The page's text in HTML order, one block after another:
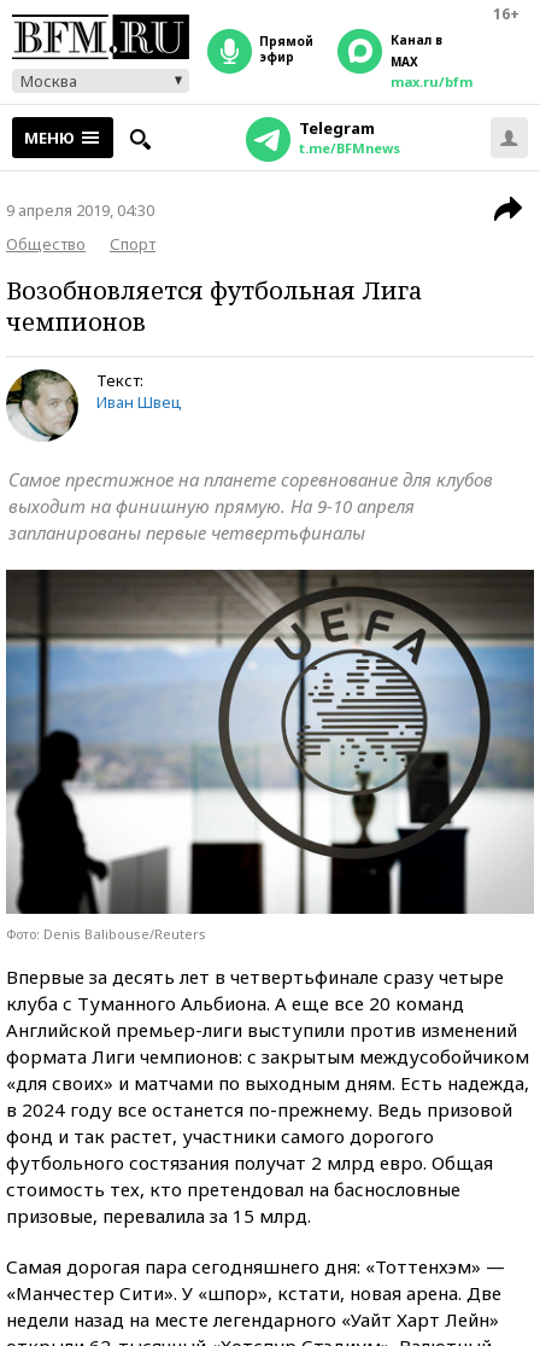
16+
Москва
прямой
эфир
Канал в
MAX
max.ru/bfm
МЕНЮ Telegram
t.me/BFMnews
9 апреля 2019, 04:30
Общество
Спорт
Возобновляется футбольная Лига
чемпионов
Текст:
Иван Швец
Самое престижное на планете соревнование для клубов
выходит на финишную прямую. На 9-10 апреля
запланированы первые четвертьфиналы
Фото: Denis Balibouse/Reuters
Впервые за десять лет в четвертьфинале сразу четыре
клуба с Туманного Альбиона. А еще все 20 команд
Английской премьер-лиги выступили против изменений
формата Лиги чемпионов: с закрытым междусобойчиком
«для своих» и матчами по выходным дням. Есть надежда,
в 2024 году все останется по-прежнему. Ведь призовой
фонд и так растет, участники самого дорогого
футбольного состязания получат 2 млрд евро. Общая
стоимость тех, кто претендовал на баснословные
призовые, перевалила за 15 млрд.
Самая дорогая пара сегодняшнего дня: «Тоттенхэм» —
«Манчестер Сити». У «шпор», кстати, новая арена. Две
недели назад на месте легендарного «Уайт Харт Лейн»